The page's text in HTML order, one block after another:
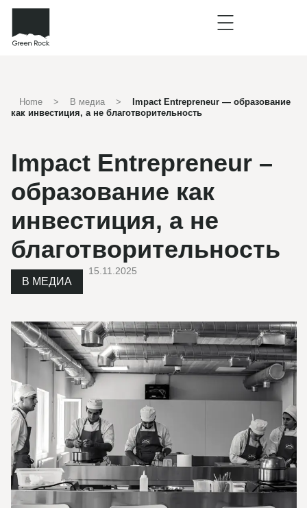
Home > В медиа >
Impact Entrepreneur — образование
как инвестиция, а не благотворительность
Impact Entrepreneur –
образование как
инвестиция, а не
благотворительность
В МЕДИА
15.11.2025